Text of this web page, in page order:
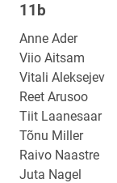
Klassi
nimi
11b
Anne Ader
Viio Aitsam
Vitali Aleksejev
Reet Arusoo
Tiit Laanesaar
Tõnu Miller
Raivo Naastre
Juta Nagel